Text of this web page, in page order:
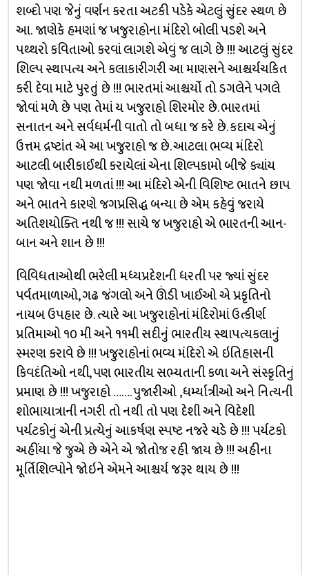
શબ્દો પણ જેનું વર્ણન કરતા અટકી પડેકે એટલું સુંદર સ્થળ છે
આ. જાણેકે હમણાં જ ખજુરાહોના મંદિરો બોલી પડશે અને
પથ્થરો કવિતાઓ કરવાં લાગશે એવું જ લાગે છે !!! આટલું સુંદર
શિલ્પ સ્થાપત્ય અને કલાકારીગરી આ માણસને આશ્ચર્યચકિત
કરી દેવા માટે પુરતું છે !!! ભારતમાં આશ્ચર્યો તો ડગલેને પગલે
જોવાં મળે છે પણ તેમાં ય ખજુરાહો શિરમોર છે. ભારતમાં
સનાતન અને સર્વધર્મની વાતો તો બધા જ કરે છે. કદાચ એનું
ઉત્તમ દ્રષ્ટાંત એ આ ખજુરાહો જ છે. આટલા ભવ્ય મંદિરો
આટલી બારીકાઈથી કરાયેલાં એના શિલ્પકામો બીજે ક્યાંય
પણ જોવા નથી મળતાં !!! આ મંદિરો એની વિશિષ્ટ ભાતને છાપ
અને ભાતને કારણે જગપ્રસિદ્ધ બન્યા છે એમ કહેવું જરાયે
અતિશયોક્તિ નથી જ !!! સાચે જ ખજુરાહો એ ભારતની આન-
બાન અને શાન છે !!!
વિવિધતાઓથી ભરેલી મધ્યપ્રદેશની ધરતી પર જ્યાં સુંદર
પર્વતમાળાઓ, ગઢ જંગલો અને ઊંડી ખાઈઓ એ પ્રકૃતિનો
નાયબ ઉપહાર છે. ત્યારે આ ખજુરાહોનાં મંદિરોમાં ઉત્કીર્ણ
પ્રતિમાઓ ૧૦ મી અને ૧૧મી સદીનું ભારતીય સ્થાપત્યકલાનું
સ્મરણ કરાવે છે !!! ખજુરાહોનાં ભવ્ય મંદિરો એ ઇતિહાસની
કિવદંતિઓ નથી, પણ ભારતીય સભ્યતાની કળા અને સંસ્કૃતિનું
પ્રમાણ છે !!! ખજુરાહો ……. પુજારીઓ ,ધર્મ્યાત્રીઓ અને નિત્યની
શોભાયાત્રાની નગરી તો નથી તો પણ દેશી અને વિદેશી
પર્યટકોનું એની પ્રત્યેનું આકર્ષણ સ્પષ્ટ નજરે ચડે છે !!! પર્યટકો
અહીંયા જે જુએ છે એને એ જોતોજ રહી જાય છે !!! અહીના
મૂર્તિશિલ્પોને જોઇને એમને આશ્ચર્ય જરૂર થાય છે !!!